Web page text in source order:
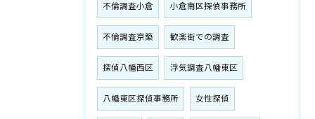
不倫調査小倉 小倉南区探偵事務所
不倫調査京築 歓楽街での調査
探偵八幡西区 浮気調査八幡東区
八幡東区探偵事務所 女性探偵